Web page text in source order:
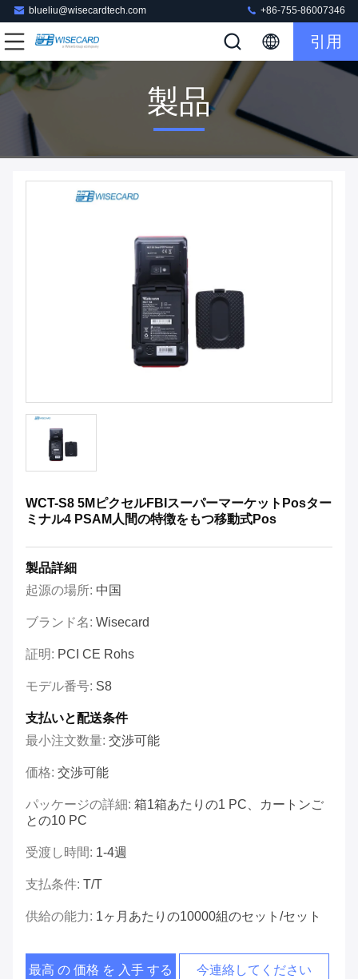
blueliu@wisecardtech.com +86-755-86007346
引用
製品
WCT-S8 5MピクセルFBIスーパーマーケットPosター
ミナル4 PSAM人間の特徴をもつ移動式Pos
製品詳細
起源の場所: 中国
ブランド名: Wisecard
証明: PCI CE Rohs
モデル番号: S8
支払いと配送条件
最小注文数量: 交渉可能
価格: 交渉可能
パッケージの詳細: 箱1箱あたりの1 PC、カートンご
との10 PC
受渡し時間: 1-4週
支払条件: T/T
供給の能力: 1ヶ月あたりの10000組のセット/セット
最高 の 価格 を 入手 する 今連絡してください